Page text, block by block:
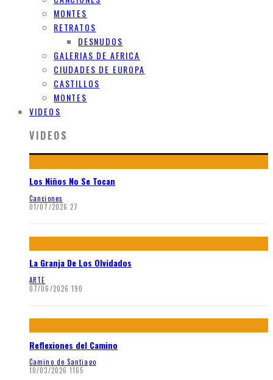
MONTES
RETRATOS
DESNUDOS
GALERIAS DE AFRICA
CIUDADES DE EUROPA
CASTILLOS
MONTES
VIDEOS
VIDEOS
Los Niños No Se Tocan
Canciones
01/07/2026 27
La Granja De Los Olvidados
ARTE
07/06/2026 190
Reflexiones del Camino
Camino de Santiago
10/03/2026 1165